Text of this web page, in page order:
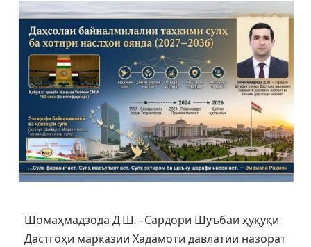
Шомаҳмадзода Д.Ш. – Сардори Шуъбаи ҳуқуқи
Дастгоҳи марказии Хадамоти давлатии назорат